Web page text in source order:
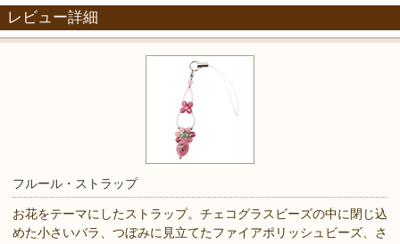
レビュー詳細
フルール・ストラップ
お花をテーマにしたストラップ。チェコグラスビーズの中に閉じ込
めた小さいバラ、つぼみに見立てたファイアポリッシュビーズ、さ